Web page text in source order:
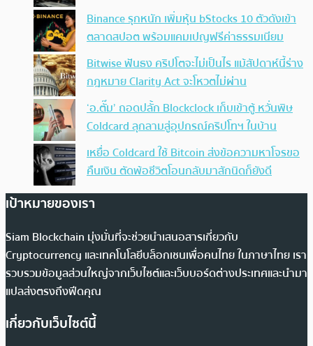
Binance รุกหนัก เพิ่มหุ้น bStocks 10 ตัวดังเข้า
ตลาดสปอต พร้อมแคมเปญฟรีค่าธรรมเนียม
Bitwise ฟันธง คริปโตจะไม่เป็นไร แม้สัปดาห์นี้ร่าง
กฎหมาย Clarity Act จะโหวตไม่ผ่าน
‘อ.ตั๊ม’ ถอดปลั้ก Blockclock เก็บเข้าตู้ หวั่นพิษ
Coldcard ลุกลามสู่อุปกรณ์คริปโทฯ ในบ้าน
เหยื่อ Coldcard ใช้ Bitcoin ส่งข้อความหาโจรขอ
คืนเงิน ตัดพ้อชีวิตโอนกลับมาสักนิดก็ยังดี
เป้าหมายของเรา
Siam Blockchain มุ่งมั่นที่จะช่วยนำเสนอสารเกี่ยวกับ
Cryptocurrency และเทคโนโลยีบล็อกเชนเพื่อคนไทย ในภาษาไทย เรา
รวบรวมข้อมูลส่วนใหญ่จากเว็บไซต์และเว็บบอร์ดต่างประเทศและนำมา
แปลส่งตรงถึงฟีดคุณ
เกี่ยวกับเว็บไซต์นี้